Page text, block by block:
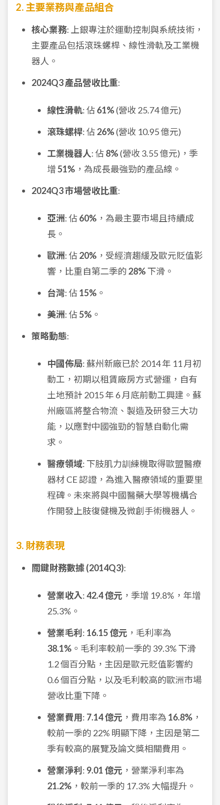
2. 主要業務與產品組合
核心業務: 上銀專注於運動控制與系統技術，
主要產品包括滾珠螺桿、線性滑軌及工業機
器人。
2024Q3 產品營收比重:
線性滑軌: 佔 61%(營收 25.74 億元)
滾珠螺桿: 佔 26%(營收 10.95 億元)
工業機器人: 佔 8%(營收 3.55 億元)，季
增51% ，為成長最強勁的產品線。
2024Q3 市場營收比重:
亞洲: 佔 60% ，為最主要市場且持續成
長。
歐洲: 佔 20% ，受經濟趨緩及歐元貶值影
響，比重自第二季的 28%下滑。
台灣: 佔 15% 。
美洲: 佔5% 。
策略動態:
中國佈局: 蘇州新廠已於 2014 年 11 月初
動工，初期以租賃廠房方式營運，自有
土地預計 2015 年 6 月底前動工興建。蘇
州廠區將整合物流、製造及研發三大功
能，以應對中國強勁的智慧自動化需
求。
醫療領域: 下肢肌力訓練機取得歐盟醫療
器材 CE 認證，為進入醫療領域的重要里
程碑。未來將與中國醫藥大學等機構合
作開發上肢復健機及微創手術機器人。
3. 財務表現
關鍵財務數據 (2014Q3):
營業收入:42.4 億元 ，季增 19.8%，年增
25.3%。
營業毛利 : 16.15 億元 ，毛利率為
38.1% 。毛利率較前一季的 39.3% 下滑
1.2 個百分點，主因是歐元貶值影響約
0.6 個百分點，以及毛利較高的歐洲市場
營收比重下降。
營業費用: 7.14 億元 ，費用率為 16.8% ，
較前一季的 22% 明顯下降，主因是第二
季有較高的展覽及論文獎相關費用。
營業淨利 : 9.01 億元 ，營業淨利率為
21.2% ，較前一季的 17.3% 大幅提升。